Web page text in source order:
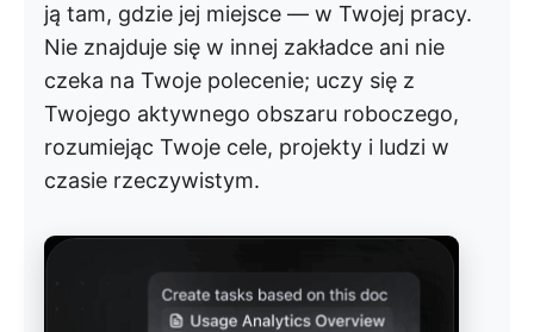
ją tam, gdzie jej miejsce — w Twojej pracy.
Nie znajduje się w innej zakładce ani nie
czeka na Twoje polecenie; uczy się z
Twojego aktywnego obszaru roboczego,
rozumiejąc Twoje cele, projekty i ludzi w
czasie rzeczywistym.